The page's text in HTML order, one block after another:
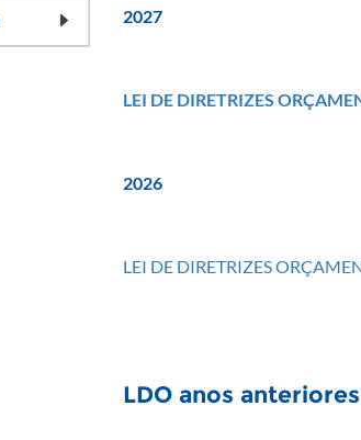
2027
LEI DE DIRETRIZES
2026
LEI DE DIRETRIZES
LDO anos anteriores